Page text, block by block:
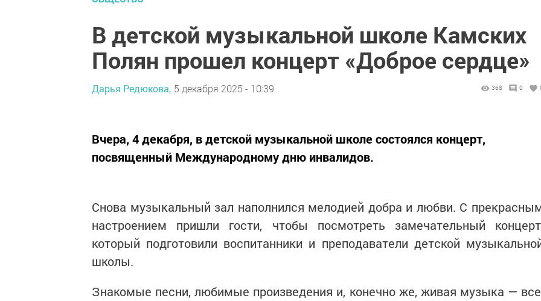
В детской музыкальной школе Камских
Полян прошел концерт «Доброе сердце»
Дарья Редюкова, 5 декабря 2025 - 10:39 368 0
Вчера, 4 декабря, в детской музыкальной школе состоялся концерт,
посвященный Международному дню инвалидов.
Снова музыкальный зал наполнился мелодией добра и любви. С
настроением пришли гости, чтобы посмотреть замечательный
который подготовили воспитанники и преподаватели детской
школы.
Знакомые песни, любимые произведения и, конечно же, живая музыка —